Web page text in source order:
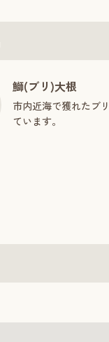
鰤(ブリ)大根
市内近海で獲れたブ
ています。